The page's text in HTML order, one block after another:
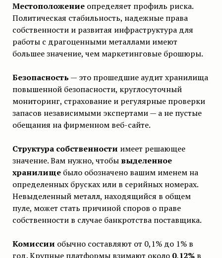
Местоположениеопределяет профиль риска.
Политическая стабильность, надежные права
собственности и развитая инфраструктура для
работы с драгоценными металлами имеют
большее значение, чем маркетинговые брошюры.
Безопасность — это прошедшие аудит хранилища
повышенной безопасности, круглосуточный
мониторинг, страхование и регулярные проверки
запасов независимыми экспертами — а не пустые
обещания на фирменном веб-сайте.
Структура собственности имеет решающее
значение. Вам нужно, чтобы выделенное
хранилищебыло обозначено вашим именем на
определенных брусках или в серийных номерах.
Невыделенный металл, находящийся в общем
пуле, может стать причиной споров о праве
собственности в случае банкротства поставщика.
Комиссии обычно составляют от 0,1% до 1% в
год. Крупные платформы взимают около 0,12%в